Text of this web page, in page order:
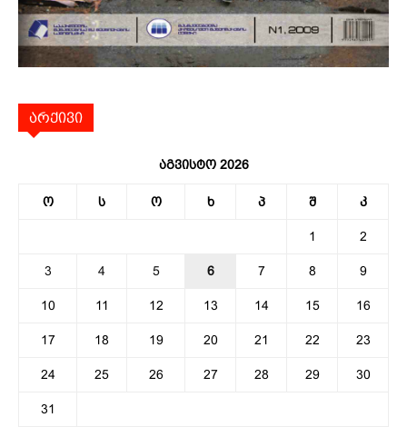
არქივი
აგვისტო 2026
ო ს ო ხ პ შ კ
1 2
3 4 5 6 7 8 9
10 11 12 13 14 15 16
17 18 19 20 21 22 23
24 25 26 27 28 29 30
31